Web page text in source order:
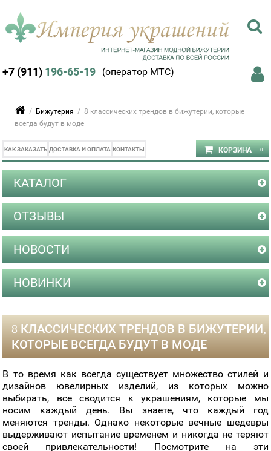
+7 (911) 196-65-19 (оператор МТС)
/ Бижутерия / 8 классических трендов в бижутерии, которые
всегда будут в моде
КАК ЗАКАЗАТЬ ДОСТАВКА И ОПЛАТА КОНТАКТЫ
КАТАЛОГ
ОТЗЫВЫ
НОВОСТИ
НОВИНКИ
8 КЛАССИЧЕСКИХ ТРЕНДОВ В БИЖУТЕРИИ,
КОТОРЫЕ ВСЕГДА БУДУТ В МОДЕ
В то время как всегда существует множество стилей и
дизайнов ювелирных изделий, из которых можно
выбирать, все сводится к украшениям, которые мы
носим каждый день. Вы знаете, что каждый год
меняются тренды. Однако некоторые вечные шедевры
выдерживают испытание временем и никогда не теряют
своей привлекательности! Посмотрите на эти